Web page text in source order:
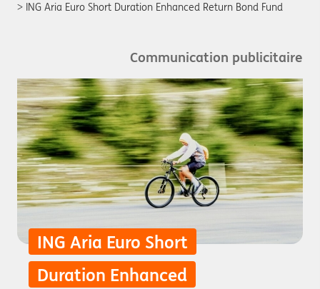
ING Aria Euro Short Duration Enhanced Return Bond Fund
Communication publicitaire
ING Aria Euro Short
Duration Enhanced